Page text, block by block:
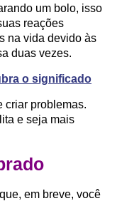
um bolo, isso
reações
na vida devido às
duas vezes.
o significado
criar problemas.
e seja mais
em breve, você